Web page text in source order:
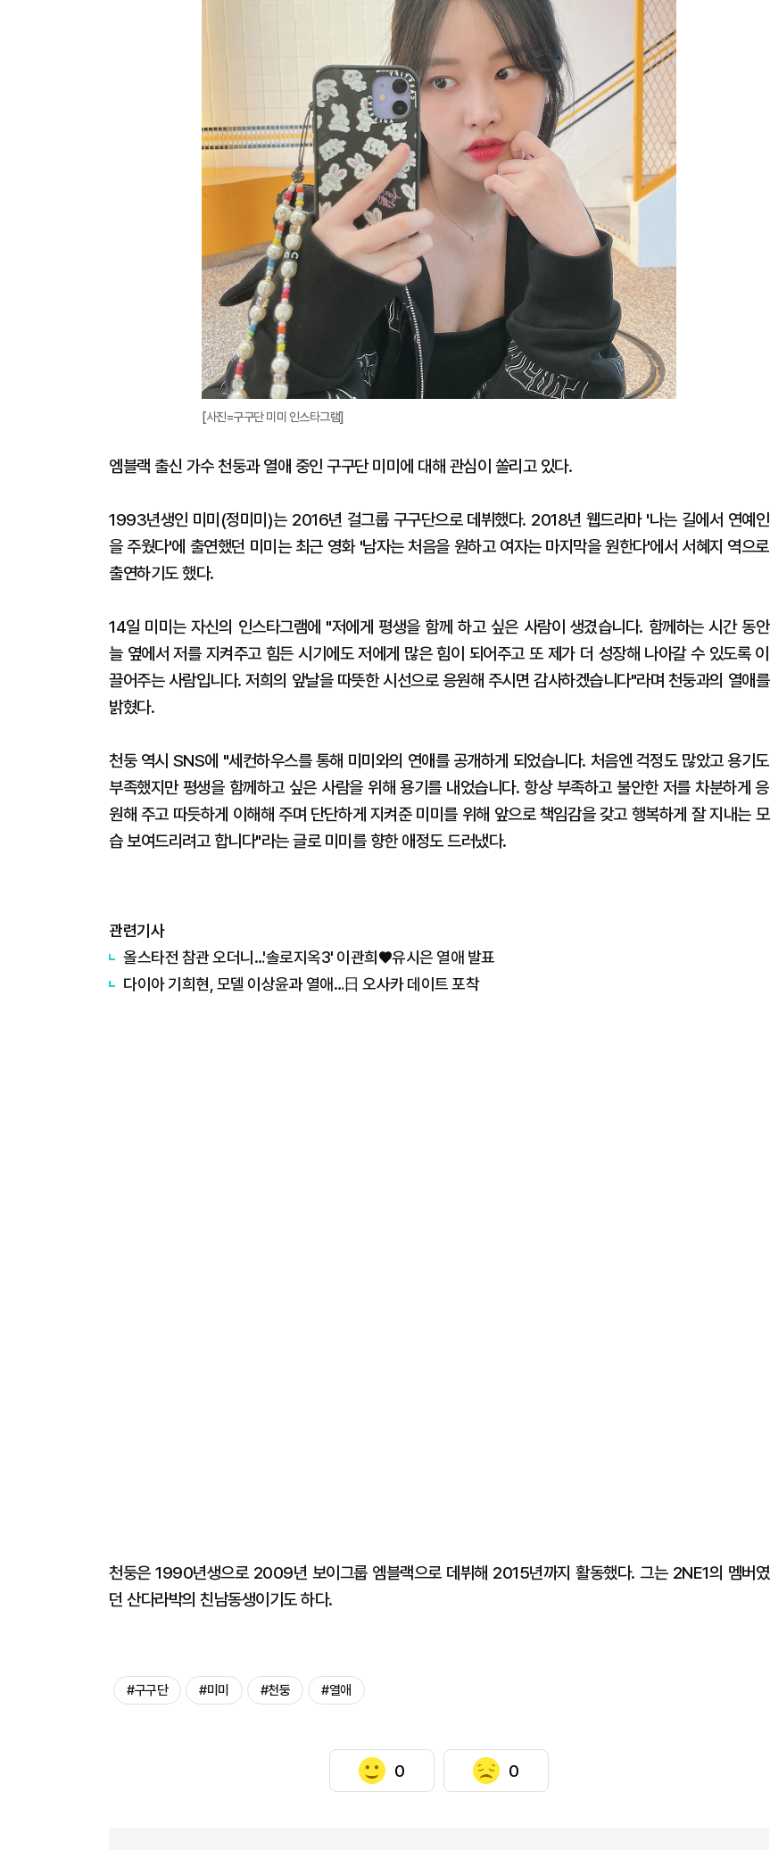
대
[사진=구구단 미미 인스타그램]
엠블랙 출신 가수 천둥과 열애 중인 구구단 미미에 대해 관심이 쏠리고 있다.
1993년생인 미미(정미미)는 2016년 걸그룹 구구단으로 데뷔했다. 2018년 웹드라마 '나는 길에서 연예인
을 주웠다'에 출연했던 미미는 최근 영화 '남자는 처음을 원하고 여자는 마지막을 원한다'에서 서혜지 역으로
출연하기도 했다.
14일 미미는 자신의 인스타그램에 "저에게 평생을 함께 하고 싶은 사람이 생겼습니다. 함께하는 시간 동안
늘 옆에서 저를 지켜주고 힘든 시기에도 저에게 많은 힘이 되어주고 또 제가 더 성장해 나아갈 수 있도록 이
끌어주는 사람입니다. 저희의 앞날을 따뜻한 시선으로 응원해 주시면 감사하겠습니다"라며 천둥과의 열애를
밝혔다.
천둥 역시 SNS에 "세컨하우스를 통해 미미와의 연애를 공개하게 되었습니다. 처음엔 걱정도 많았고 용기도
부족했지만 평생을 함께하고 싶은 사람을 위해 용기를 내었습니다. 항상 부족하고 불안한 저를 차분하게 응
원해 주고 따듯하게 이해해 주며 단단하게 지켜준 미미를 위해 앞으로 책임감을 갖고 행복하게 잘 지내는 모
습 보여드리려고 합니다"라는 글로 미미를 향한 애정도 드러냈다.
관련기사
올스타전 참관 오더니…'솔로지옥3' 이관희♥유시은 열애 발표
다이아 기희현, 모델 이상윤과 열애…日 오사카 데이트 포착
천둥은 1990년생으로 2009년 보이그룹 엠블랙으로 데뷔해 2015년까지 활동했다. 그는 2NE1의 멤버였
던 산다라박의 친남동생이기도 하다.
#구구단 #미미 #천둥 #열애
0 0